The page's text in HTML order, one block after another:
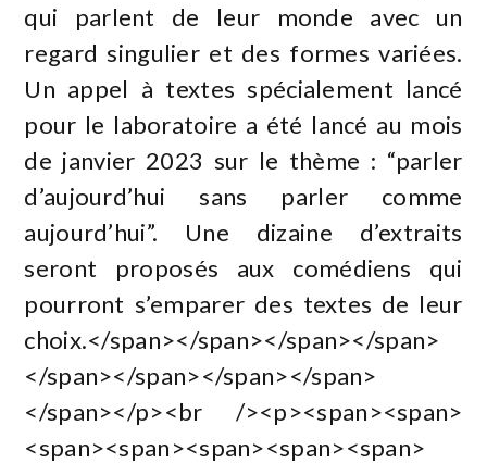
qui parlent de leur monde avec un
regard singulier et des formes variées.
Un appel à textes spécialement lancé
pour le laboratoire a été lancé au mois
de janvier 2023 sur le thème : “parler
d’aujourd’hui sans parler comme
aujourd’hui”. Une dizaine d’extraits
seront proposés aux comédiens qui
pourront s’emparer des textes de leur
choix.</span></span></span></span>
</span></span></span></span>
</span></p><br /><p><span><span>
<span><span><span><span><span>